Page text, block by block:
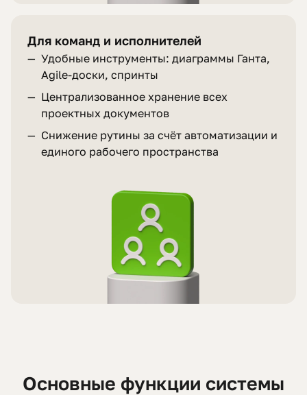
Для команд и исполнителей
— Удобные инструменты: диаграммы Ганта,
Agile-доски, спринты
— Централизованное хранение всех
проектных документов
— Снижение рутины за счёт автоматизации и
единого рабочего пространства
Основные функции системы